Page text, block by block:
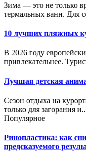
Зима — это не только
термальных ванн. Для
10 лучших пляжных
В 2026 году
привлекательнее.
Лучшая детская
Сезон отдыха на
только для загорания
Популярное
Ринопластика: как
предсказуемого